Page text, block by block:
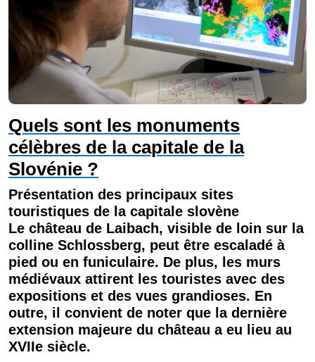
Quels sont les monuments
célèbres de la capitale de la
Slovénie ?
Présentation des principaux sites
touristiques de la capitale slovène
Le château de Laibach, visible de loin sur la
colline Schlossberg, peut être escaladé à
pied ou en funiculaire. De plus, les murs
médiévaux attirent les touristes avec des
expositions et des vues grandioses. En
outre, il convient de noter que la dernière
extension majeure du château a eu lieu au
XVIIe siècle.